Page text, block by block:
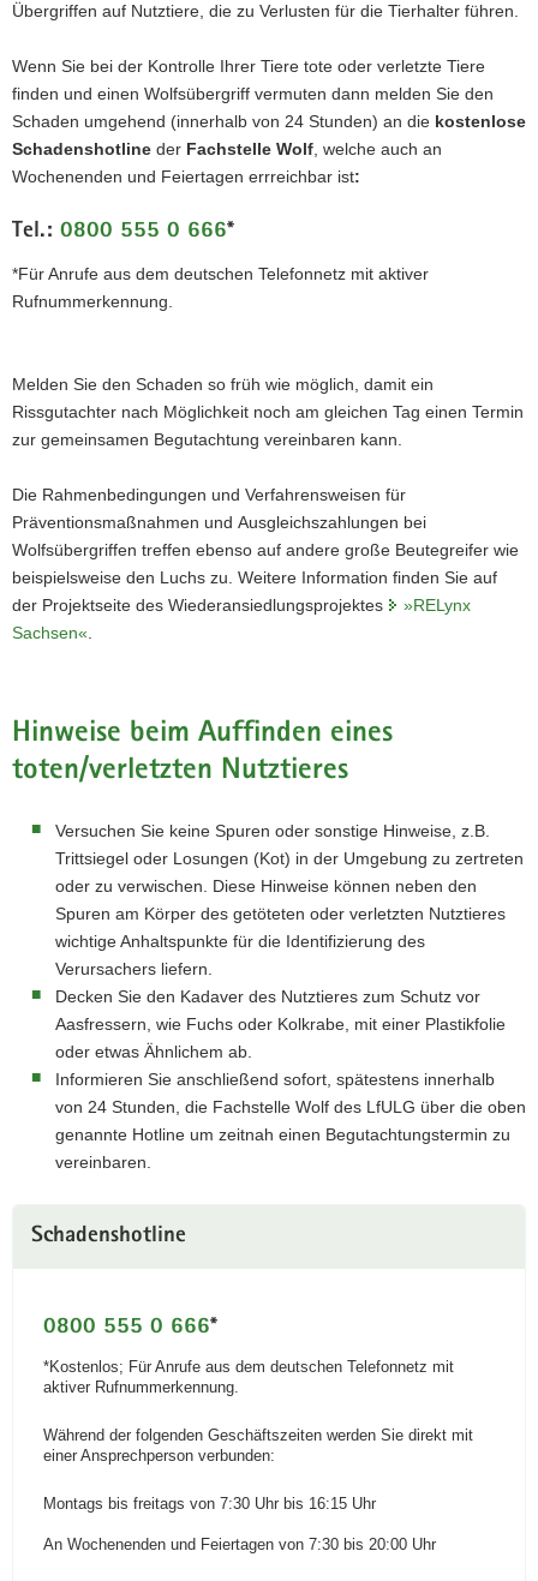
Übergriffen auf Nutztiere, die zu Verlusten für die Tierhalter führen.
Wenn Sie bei der Kontrolle Ihrer Tiere tote oder verletzte Tiere
finden und einen Wolfsübergriff vermuten dann melden Sie den
Schaden umgehend (innerhalb von 24 Stunden) an die kostenlose
Schadenshotline der Fachstelle Wolf, welche auch an
Wochenenden und Feiertagen errreichbar ist:
Tel.: 0800 555 0 666*
*Für Anrufe aus dem deutschen Telefonnetz mit aktiver
Rufnummerkennung.
Melden Sie den Schaden so früh wie möglich, damit ein
Rissgutachter nach Möglichkeit noch am gleichen Tag einen Termin
zur gemeinsamen Begutachtung vereinbaren kann.
Die Rahmenbedingungen und Verfahrensweisen für
Präventionsmaßnahmen und Ausgleichszahlungen bei
Wolfsübergriffen treffen ebenso auf andere große Beutegreifer wie
beispielsweise den Luchs zu. Weitere Information finden Sie auf
der Projektseite des Wiederansiedlungsprojektes
»RELynx
Sachsen«
Hinweise beim Auffinden eines
toten/verletzten Nutztieres
Versuchen Sie keine Spuren oder sonstige Hinweise, z.B.
Trittsiegel oder Losungen (Kot) in der Umgebung zu zertreten
oder zu verwischen. Diese Hinweise können neben den
Spuren am Körper des getöteten oder verletzten Nutztieres
wichtige Anhaltspunkte für die Identifizierung des
Verursachers liefern.
Decken Sie den Kadaver des Nutztieres zum Schutz vor
Aasfressern, wie Fuchs oder Kolkrabe, mit einer Plastikfolie
oder etwas Ähnlichem ab.
Informieren Sie anschließend sofort, spätestens innerhalb
von 24 Stunden, die Fachstelle Wolf des LfULG über die oben
genannte Hotline um zeitnah einen Begutachtungstermin zu
vereinbaren.
Schadenshotline
0800 555 0 666*
*Kostenlos; Für Anrufe aus dem deutschen Telefonnetz mit
aktiver Rufnummerkennung.
Während der folgenden Geschäftszeiten werden Sie direkt mit
einer Ansprechperson verbunden:
Montags bis freitags von 7:30 Uhr bis 16:15 Uhr
An Wochenenden und Feiertagen von 7:30 bis 20:00 Uhr